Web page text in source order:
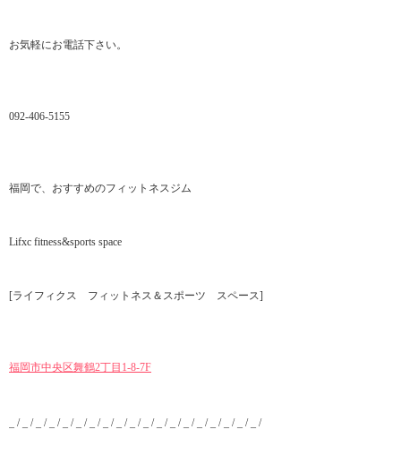
お気軽にお電話下さい。
092-406-5155
福岡で、おすすめのフィットネスジム
Lifxc fitness&sports space
[ライフィクス フィットネス＆スポーツ スペース]
福岡市中央区舞鶴2丁目1-8-7F
_ / _ / _ / _ / _ / _ / _ / _ / _ / _ / _ / _ / _ / _ / _ / _ / _ / _ / _ /